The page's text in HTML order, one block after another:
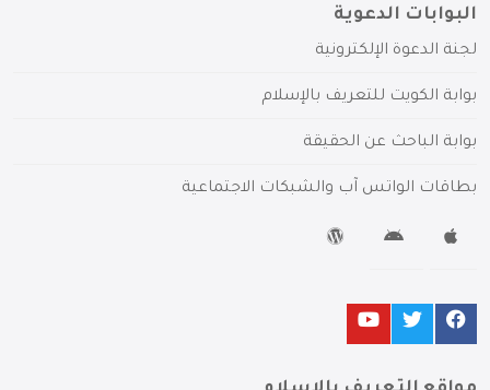
البوابات الدعوية
لجنة الدعوة الإلكترونية
بوابة الكويت للتعريف بالإسلام
بوابة الباحث عن الحقيقة
بطاقات الواتس آب والشبكات الاجتماعية